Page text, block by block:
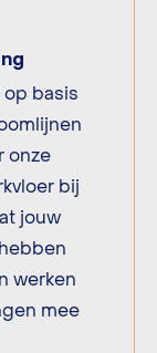
basis
onze
bij
jouw
werken
mee